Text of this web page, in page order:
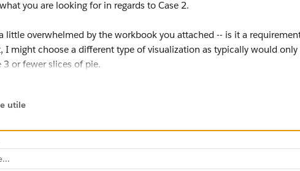
you are looking for in regards to Case 2.
little overwhelmed by the workbook you attached -- is it a
I might choose a different type of visualization as typically would only
or fewer slices of pie.
utile